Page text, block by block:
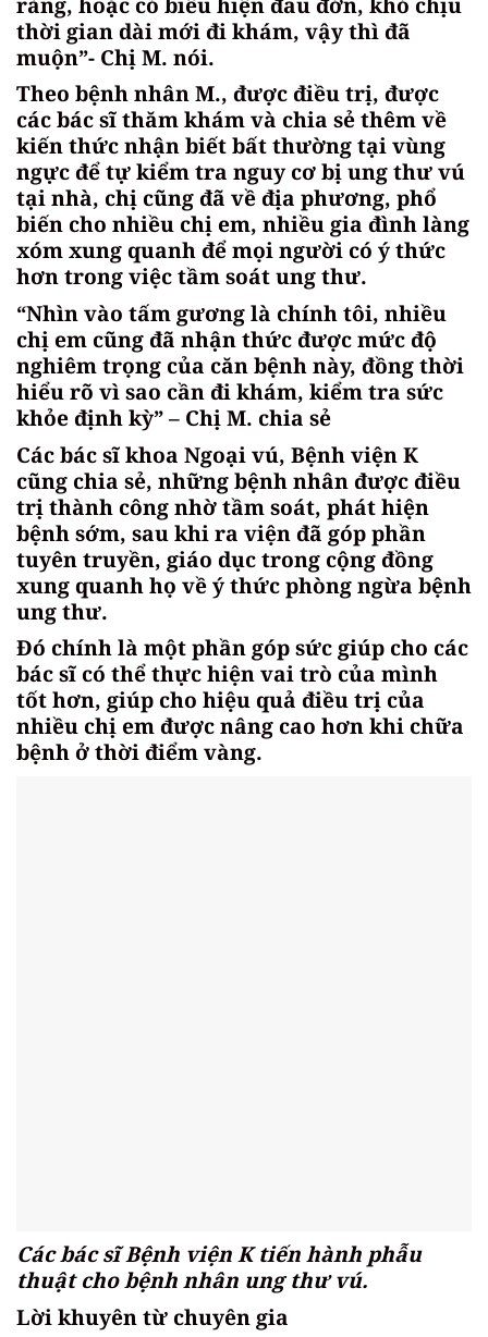
thời gian dài mới đi khám, vậy thì đã
muộn”- Chị M. nói.
Theo bệnh nhân M., được điều trị, được
các bác sĩ thăm khám và chia sẻ thêm về
kiến thức nhận biết bất thường tại vùng
ngực để tự kiểm tra nguy cơ bị ung thư vú
tại nhà, chị cũng đã về địa phương, phổ
biến cho nhiều chị em, nhiều gia đình làng
xóm xung quanh để mọi người có ý thức
hơn trong việc tầm soát ung thư.
“Nhìn vào tấm gương là chính tôi, nhiều
chị em cũng đã nhận thức được mức độ
nghiêm trọng của căn bệnh này, đồng thời
hiểu rõ vì sao cần đi khám, kiểm tra sức
khỏe định kỳ” – Chị M. chia sẻ
Các bác sĩ khoa Ngoại vú, Bệnh viện K
cũng chia sẻ, những bệnh nhân được điều
trị thành công nhờ tầm soát, phát hiện
bệnh sớm, sau khi ra viện đã góp phần
tuyên truyền, giáo dục trong cộng đồng
xung quanh họ về ý thức phòng ngừa bệnh
ung thư.
Đó chính là một phần góp sức giúp cho các
bác sĩ có thể thực hiện vai trò của mình
tốt hơn, giúp cho hiệu quả điều trị của
nhiều chị em được nâng cao hơn khi chữa
bệnh ở thời điểm vàng.
Các bác sĩ Bệnh viện K tiến hành phẫu
thuật cho bệnh nhân ung thư vú.
Lời khuyên từ chuyên gia